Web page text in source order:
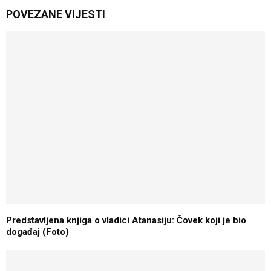
POVEZANE VIJESTI
Predstavljena knjiga o vladici Atanasiju: Čovek koji je bio
događaj (Foto)